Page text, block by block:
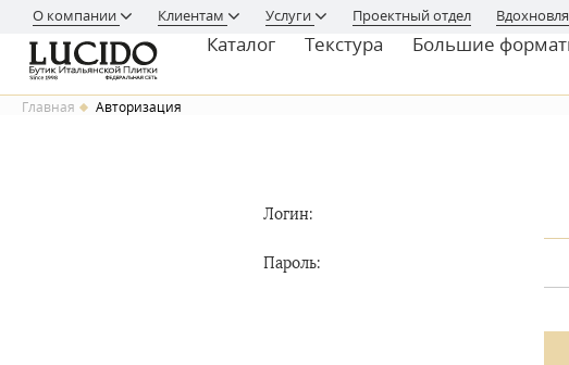
О компании Клиентам Услуги Проектный отдел
Каталог Текстура Большие
Главная Авторизация
Логин:
Пароль: